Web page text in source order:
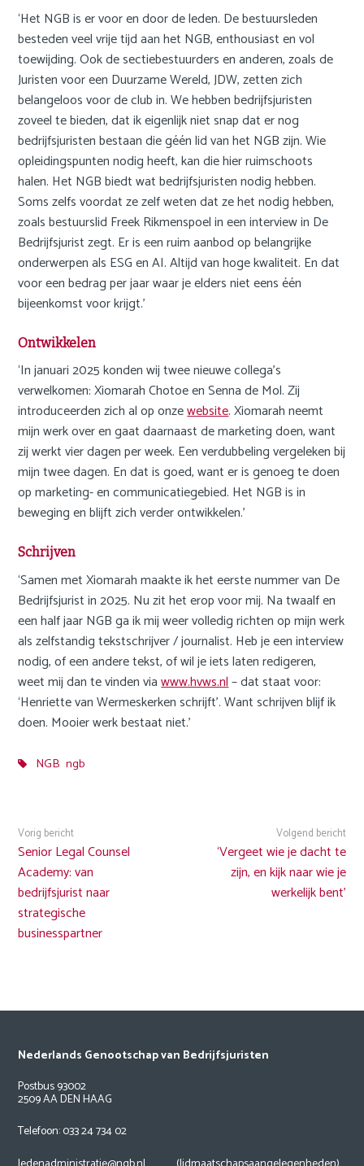
‘Het NGB is er voor en door de leden. De bestuursleden
besteden veel vrije tijd aan het NGB, enthousiast en vol
toewijding. Ook de sectiebestuurders en anderen, zoals de
Juristen voor een Duurzame Wereld, JDW, zetten zich
belangeloos voor de club in. We hebben bedrijfsjuristen
zoveel te bieden, dat ik eigenlijk niet snap dat er nog
bedrijfsjuristen bestaan die géén lid van het NGB zijn. Wie
opleidingspunten nodig heeft, kan die hier ruimschoots
halen. Het NGB biedt wat bedrijfsjuristen nodig hebben.
Soms zelfs voordat ze zelf weten dat ze het nodig hebben,
zoals bestuurslid Freek Rikmenspoel in een interview in De
Bedrijfsjurist zegt. Er is een ruim aanbod op belangrijke
onderwerpen als ESG en AI. Altijd van hoge kwaliteit. En dat
voor een bedrag per jaar waar je elders niet eens één
bijeenkomst voor krijgt.’
Ontwikkelen
‘In januari 2025 konden wij twee nieuwe collega’s
verwelkomen: Xiomarah Chotoe en Senna de Mol. Zij
introduceerden zich al op onzewebsite. Xiomarah neemt
mijn werk over en gaat daarnaast de marketing doen, want
zij werkt vier dagen per week. Een verdubbeling vergeleken bij
mijn twee dagen. En dat is goed, want er is genoeg te doen
op marketing- en communicatiegebied. Het NGB is in
beweging en blijft zich verder ontwikkelen.’
Schrijven
‘Samen met Xiomarah maakte ik het eerste nummer van De
Bedrijfsjurist in 2025. Nu zit het erop voor mij. Na twaalf en
een half jaar NGB ga ik mij weer volledig richten op mijn werk
als zelfstandig tekstschrijver / journalist. Heb je een interview
nodig, of een andere tekst, of wil je iets laten redigeren,
weet mij dan te vinden viawww.hvws.nl– dat staat voor:
‘Henriette van Wermeskerken schrijft’. Want schrijven blijf ik
doen. Mooier werk bestaat niet.’
NGB ngb
Vorig bericht
Senior Legal Counsel
Academy: van
bedrijfsjurist naar
strategische
businesspartner
Volgend bericht
‘Vergeet wie je dacht te
zijn, en kijk naar wie je
werkelijk bent’
Nederlands Genootschap van Bedrijfsjuristen
Postbus 93002
2509 AA DEN HAAG
Telefoon: 033 24 734 02